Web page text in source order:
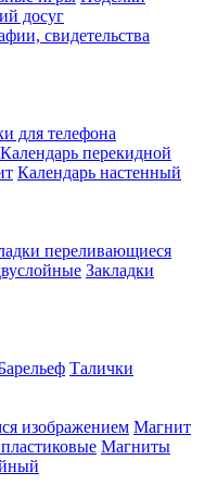
досуг
свидетельства
для телефона
Календарь перекидной
Календарь настенный
переливающиеся
Закладки
Талички
изображением Магнит
Магниты